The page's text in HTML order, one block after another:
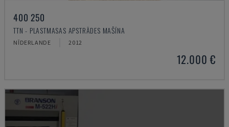
400 250
TTN - PLASTMASAS APSTRĀDES MAŠĪNA
NĪDERLANDE 2012
12.000 €